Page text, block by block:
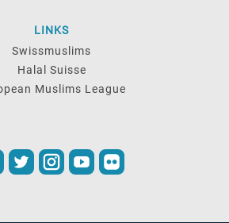
LINKS
Swissmuslims
Halal Suisse
Muslims League